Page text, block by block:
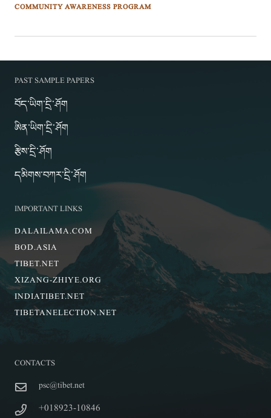
COMMUNITY AWARENESS PROGRAM
PAST SAMPLE PAPERS
བོད་ཡིག་དྲི་ཤོག
ཨིན་ཡིག་དྲི་ཤོག
རྩིས་དྲི་ཤོག
དམིགས་བཀར་དྲི་ཤོག
IMPORTANT LINKS
DALAILAMA.COM
BOD.ASIA
TIBET.NET
XIZANG-ZHIYE.ORG
INDIATIBET.NET
TIBETANELECTION.NET
CONTACTS
psc@tibet.net
+018923-10846